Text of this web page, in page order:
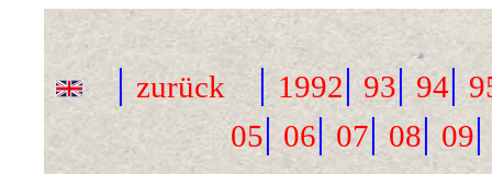
| zurück| 1992| 93| 94|
05|06|07| 08| 09